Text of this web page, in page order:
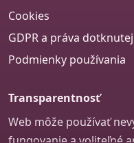
Cookies
GDPR a práva
Podmienky používania
Transparentnosť
Web môže používať